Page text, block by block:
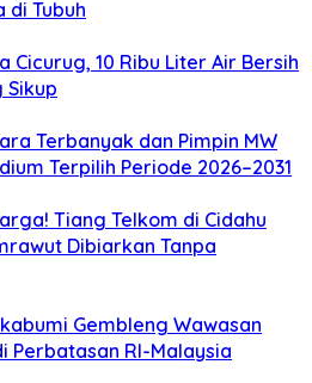
di Tubuh
Cicurug, 10 Ribu Liter Air Bersih
Sikup
Terbanyak dan Pimpin MW
Terpilih Periode 2026–2031
Tiang Telkom di Cidahu
Dibiarkan Tanpa
Gembleng Wawasan
Perbatasan RI-Malaysia